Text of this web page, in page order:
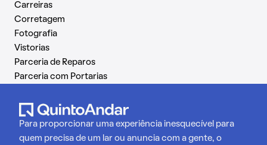
Carreiras
Corretagem
Fotografia
Vistorias
Parceria de Reparos
Parceria com Portarias
Para proporcionar uma experiência inesquecível para
quem precisa de um lar ou anuncia com a gente, o